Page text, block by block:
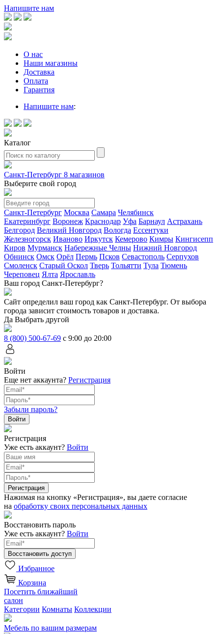
Напишите нам
О нас
Наши магазины
Доставка
Оплата
Гарантия
Напишите нам:
Каталог
Санкт-Петербург 8 магазинов
Выберите свой город
Санкт-Петербург Москва Самара Челябинск
Екатеринбург Воронеж Краснодар Уфа Барнаул Астрахань
Белгород Великий Новгород Вологда Ессентуки
Железногорск Иваново Иркутск Кемерово Кимры Кингисепп
Киров Мурманск Набережные Челны Нижний Новгород
Обнинск Омск Орёл Пермь Псков Севастополь Серпухов
Смоленск Старый Оскол Тверь Тольятти Тула Тюмень
Череповец Ялта Ярославль
Ваш город Санкт-Петербург?
Сайт определил ваш город как Санкт-Петербург. От выбора
города зависит стоимость товаров и доставка.
Да Выбрать другой
8 (800) 500-67-69 с 9:00 до 20:00
Войти
Еще нет аккаунта? Регистрация
Забыли пароль?
Регистрация
Уже есть аккаунт? Войти
Нажимая на кнопку «Регистрация», вы даете согласие
на обработку своих персональных данных
Восстановить пароль
Уже есть аккаунт? Войти
Избранное
Корзина
Посетить ближайший
салон
Категории Комнаты Коллекции
Мебель по вашим размерам